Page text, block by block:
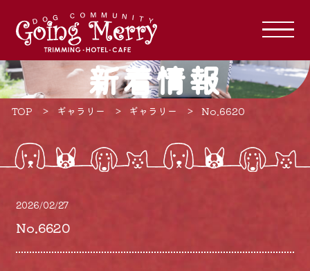
新着情報
TOP ギャラリー ギャラリー No.6620
2026/02/27
No.6620